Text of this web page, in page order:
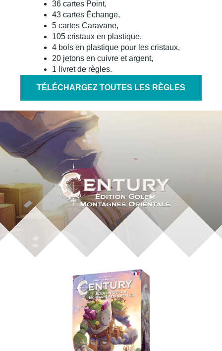
36 cartes Point,
43 cartes Échange,
5 cartes Caravane,
105 cristaux en plastique,
4 bols en plastique pour les cristaux,
20 jetons en cuivre et argent,
1 livret de règles.
TÉLÉCHARGEZ TOUTES LES RÈGLES